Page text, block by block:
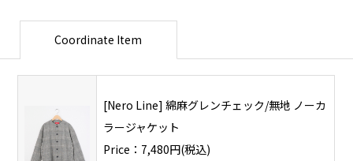
Coordinate Item
[Nero Line] 綿麻グレンチェック/無地 ノーカ
ラージャケット
Price：7,480円(税込)